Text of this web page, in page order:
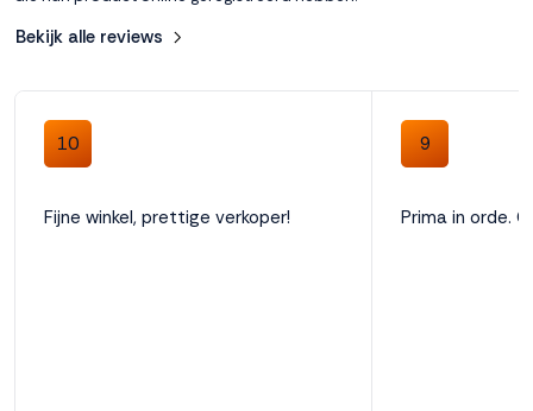
Bekijk alle reviews
10
Fijne winkel, prettige verkoper!
9
Prima in orde.